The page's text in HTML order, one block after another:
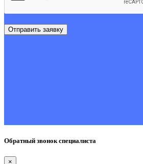
Отправить заявку
Обратный звонок специалиста
×